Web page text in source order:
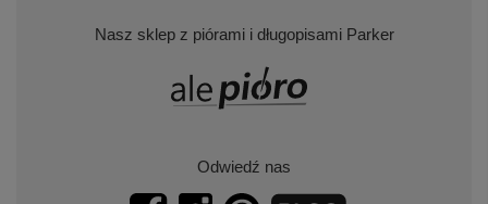
Nasz sklep z piórami i długopisami Parker
Odwiedź nas